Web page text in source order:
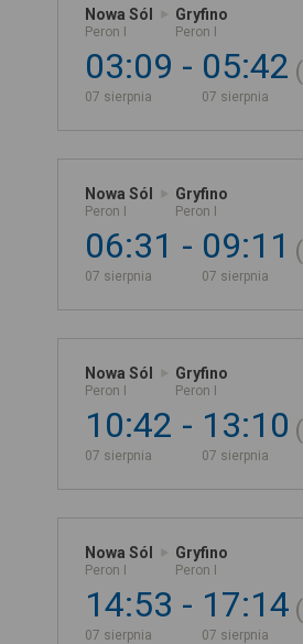
Nowa Sól
Peron I
Gryfino
Peron I
03:09
07 sierpnia
05:42
07 sierpnia
Nowa Sól
Peron I
Gryfino
Peron I
06:31
07 sierpnia
09:11
07 sierpnia
Nowa Sól
Peron I
Gryfino
Peron I
10:42
07 sierpnia
13:10
07 sierpnia
Nowa Sól
Peron I
Gryfino
Peron I
14:53
07 sierpnia
17:14
07 sierpnia